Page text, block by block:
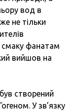
вод в
не тільки
смаку фанатам
вийшов на
створений
У зв’язку